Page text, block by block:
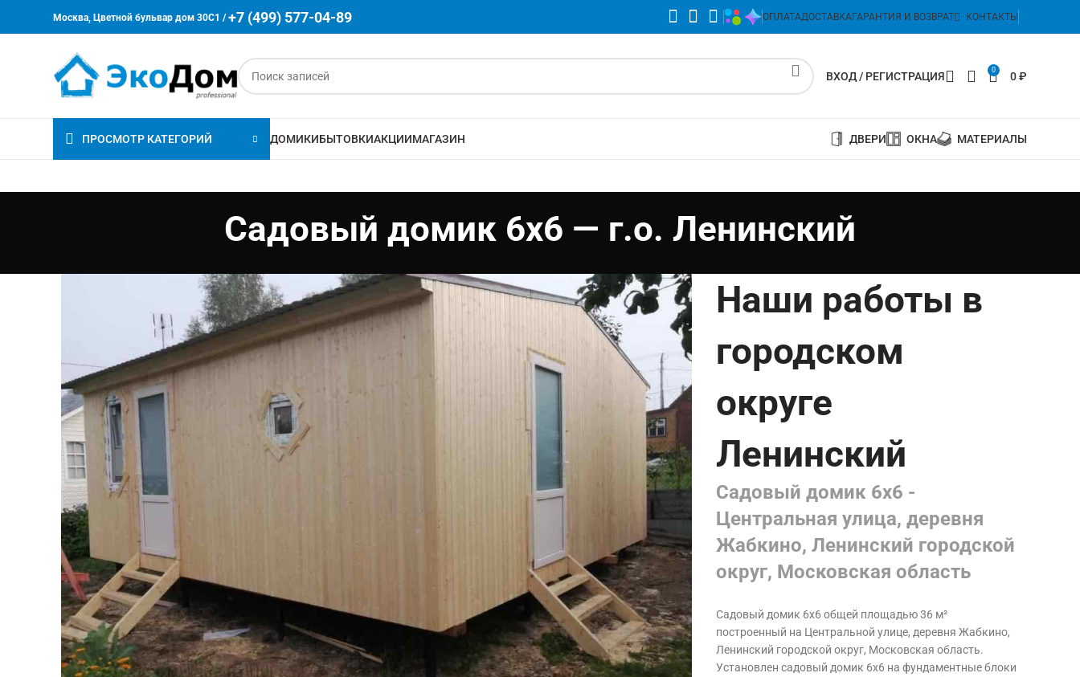
Москва, Цветной бульвар дом 30C1 / +7 (499) 577-04-89 ОПЛАТАДОСТАВКАГАРАНТИЯ И ВОЗВРАТ КОНТАКТЫ
ВХОД / РЕГИСТРАЦИЯ 0 0₽
ПРОСМОТР КАТЕГОРИЙ ДОМИКИБЫТОВКИАКЦИИМАГАЗИН ДВЕРИ ОКНА МАТЕРИАЛЫ
Садовый домик 6х6 — г.о. Ленинский
Наши работы в
городском
округе
Ленинский
Садовый домик 6х6 -
Центральная улица, деревня
Жабкино, Ленинский городской
округ, Московская область
Садовый домик 6х6 общей площадью 36 м²
построенный на Центральной улице, деревня Жабкино,
Ленинский городской округ, Московская область.
Установлен садовый домик 6х6 на фундаментные блоки